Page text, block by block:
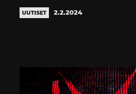
UUTISET 2.2.2024